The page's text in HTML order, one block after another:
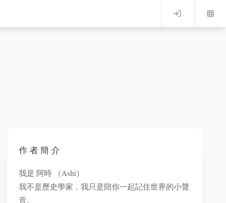
Log in
作者簡介
我是 阿時 （Ashi）
我不是歷史學家，我只是陪你一起記住世界的小聲
音。